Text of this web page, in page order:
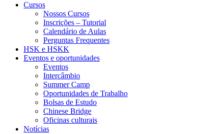
Cursos
Nossos Cursos
Inscrições – Tutorial
Calendário de Aulas
Perguntas Frequentes
HSK e HSKK
Eventos e oportunidades
Eventos
Intercâmbio
Summer Camp
Oportunidades de Trabalho
Bolsas de Estudo
Chinese Bridge
Oficinas culturais
Notícias